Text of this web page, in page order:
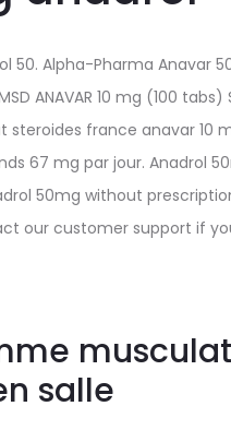
50. Alpha-Pharma Anavar
ANAVAR 10 mg (100 tabs)
steroides france anavar 10
67 mg par jour. Anadrol
50mg without
our customer support if
salle